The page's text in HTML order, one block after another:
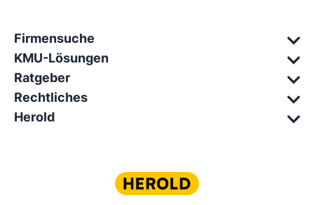
Firmensuche
KMU-Lösungen
Ratgeber
Rechtliches
Herold